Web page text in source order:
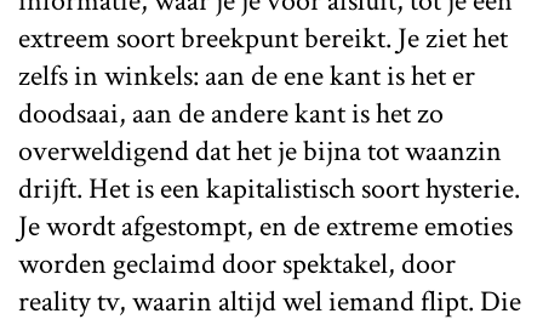
extreem soort breekpunt bereikt. Je ziet het
zelfs in winkels: aan de ene kant is het er
doodsaai, aan de andere kant is het zo
overweldigend dat het je bijna tot waanzin
drijft. Het is een kapitalistisch soort hysterie.
Je wordt afgestompt, en de extreme emoties
worden geclaimd door spektakel, door
reality tv, waarin altijd wel iemand flipt. Die